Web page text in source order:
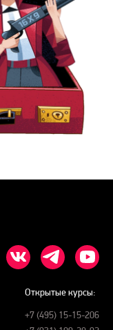
Открытые курсы:
+7 (495) 15-15-206